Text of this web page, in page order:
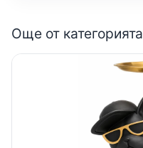
Още от категорията